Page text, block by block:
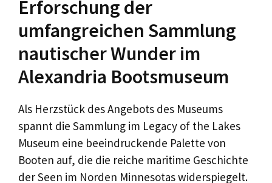
Erforschung der
umfangreichen Sammlung
nautischer Wunder im
Alexandria Bootsmuseum
Als Herzstück des Angebots des Museums
spannt die Sammlung im Legacy of the Lakes
Museum eine beeindruckende Palette von
Booten auf, die die reiche maritime Geschichte
der Seen im Norden Minnesotas widerspiegelt.